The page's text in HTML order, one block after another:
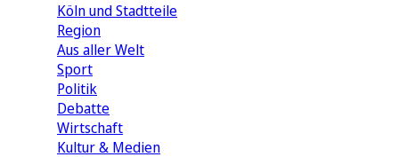
Köln und Stadtteile
Region
Aus aller Welt
Sport
Politik
Debatte
Wirtschaft
Kultur & Medien